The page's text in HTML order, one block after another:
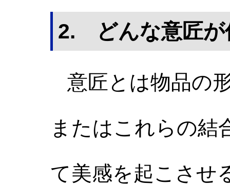
2. どんな意匠が
意匠とは物品の
またはこれらの結
て美感を起こさせ